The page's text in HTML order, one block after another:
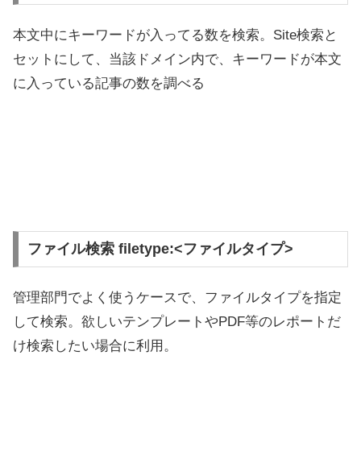
本文中にキーワードが入ってる数を検索。Site検索と
セットにして、当該ドメイン内で、キーワードが本文
に入っている記事の数を調べる
ファイル検索 filetype:<ファイルタイプ>
管理部門でよく使うケースで、ファイルタイプを指定
して検索。欲しいテンプレートやPDF等のレポートだ
け検索したい場合に利用。